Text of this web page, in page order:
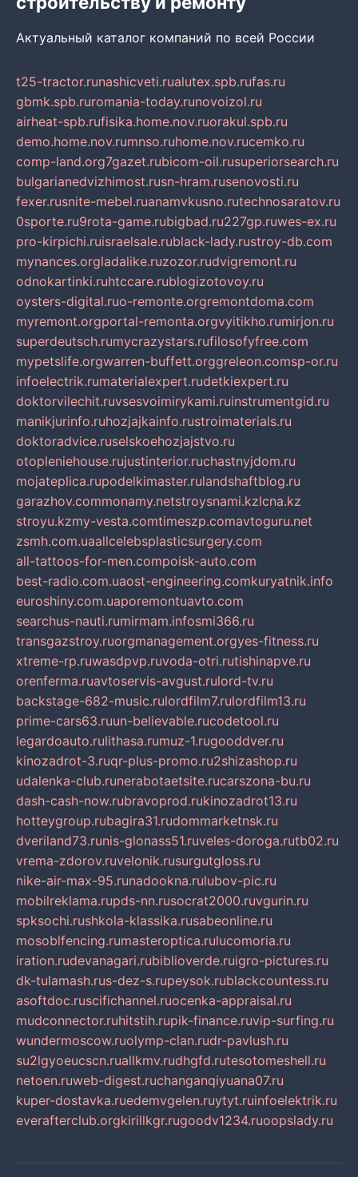
Актуальный каталог компаний по всей России
t25-tractor.runashicveti.rualutex.spb.rufas.ru
gbmk.spb.ruromania-today.runovoizol.ru
airheat-spb.rufisika.home.nov.ruorakul.spb.ru
demo.home.nov.rumnso.ruhome.nov.rucemko.ru
comp-land.org7gazet.rubicom-oil.rusuperiorsearch.ru
bulgarianedvizhimost.rusn-hram.rusenovosti.ru
fexer.rusnite-mebel.ruanamvkusno.rutechnosaratov.ru
0sporte.ru9rota-game.rubigbad.ru227gp.ruwes-ex.ru
pro-kirpichi.ruisraelsale.rublack-lady.rustroy-db.com
mynances.orgladalike.ruzozor.rudvigremont.ru
odnokartinki.ruhtccare.rublogizotovoy.ru
oysters-digital.ruo-remonte.orgremontdoma.com
myremont.orgportal-remonta.orgvyitikho.rumirjon.ru
superdeutsch.rumycrazystars.rufilosofyfree.com
mypetslife.orgwarren-buffett.orggreleon.comsp-or.ru
infoelectrik.rumaterialexpert.rudetkiexpert.ru
doktorvilechit.ruvsesvoimirykami.ruinstrumentgid.ru
manikjurinfo.ruhozjajkainfo.rustroimaterials.ru
doktoradvice.ruselskoehozjajstvo.ru
otopleniehouse.rujustinterior.ruchastnyjdom.ru
mojateplica.rupodelkimaster.rulandshaftblog.ru
garazhov.commonamy.netstroysnami.kzlcna.kz
stroyu.kzmy-vesta.comtimeszp.comavtoguru.net
zsmh.com.uaallcelebsplasticsurgery.com
all-tattoos-for-men.compoisk-auto.com
best-radio.com.uaost-engineering.comkuryatnik.info
euroshiny.com.uaporemontuavto.com
searchus-nauti.rumirmam.infosmi366.ru
transgazstroy.ruorgmanagement.orgyes-fitness.ru
xtreme-rp.ruwasdpvp.ruvoda-otri.rutishinapve.ru
orenferma.ruavtoservis-avgust.rulord-tv.ru
backstage-682-music.rulordfilm7.rulordfilm13.ru
prime-cars63.ruun-believable.rucodetool.ru
legardoauto.rulithasa.rumuz-1.rugooddver.ru
kinozadrot-3.ruqr-plus-promo.ru2shizashop.ru
udalenka-club.runerabotaetsite.rucarszona-bu.ru
dash-cash-now.rubravoprod.rukinozadrot13.ru
hotteygroup.rubagira31.rudommarketnsk.ru
dveriland73.runis-glonass51.ruveles-doroga.rutb02.ru
vrema-zdorov.ruvelonik.rusurgutgloss.ru
nike-air-max-95.runadookna.rulubov-pic.ru
mobilreklama.rupds-nn.rusocrat2000.ruvgurin.ru
spksochi.rushkola-klassika.rusabeonline.ru
mosoblfencing.rumasteroptica.rulucomoria.ru
iration.rudevanagari.rubiblioverde.ruigro-pictures.ru
dk-tulamash.rus-dez-s.rupeysok.rublackcountess.ru
asoftdoc.ruscifichannel.ruocenka-appraisal.ru
mudconnector.ruhitstih.rupik-finance.ruvip-surfing.ru
wundermoscow.ruolymp-clan.rudr-pavlush.ru
su2lgyoeucscn.ruallkmv.rudhgfd.rutesotomeshell.ru
netoen.ruweb-digest.ruchanganqiyuana07.ru
kuper-dostavka.ruedemvgelen.ruytyt.ruinfoelektrik.ru
everafterclub.orgkirillkgr.rugoodv1234.ruoopslady.ru